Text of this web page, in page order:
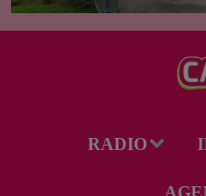
RADIO